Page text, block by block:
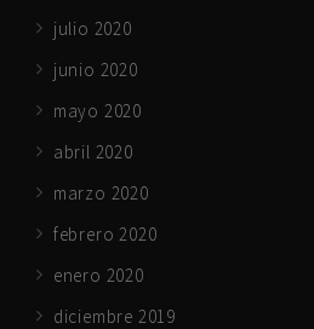
julio 2020
junio 2020
mayo 2020
abril 2020
marzo 2020
febrero 2020
enero 2020
diciembre 2019